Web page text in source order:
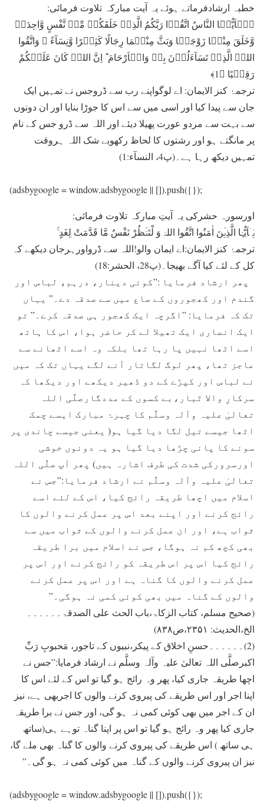
خطبہ ارشادفرماتے ہوئے یہ آیت مبارکہ تلاوت فرمائی:
یٰۤاَیُّہَا النَّاسُ اتَّقُوۡا رَبَّکُمُ الَّذِیۡ خَلَقَکُمۡ مِّنۡ نَّفْسٍ وَّاحِدَۃٍ
وَّخَلَقَ مِنْہَا زَوْجَہَا وَبَثَّ مِنْہُمَا رِجَالًا کَثِیۡرًا وَّنِسَآءً ۚ وَاتَّقُوا
اللہَ الَّذِیۡ تَسَآءَلُوۡنَ بِہٖ وَالۡاَرْحَامَ ؕ اِنَّ اللہَ کَانَ عَلَیۡکُمْ
رَقِیۡبًا ﴿1﴾
ترجمۂ کنز الایمان: اے لوگواپنے رب سے ڈروجس نے تمہیں ایک
جان سے پیدا کیا اور اسی میں سے اس کا جوڑا بنایا اور ان دونوں
سے بہت سے مردو عورت پھیلا دیئے اور اللہ سے ڈرو جس کے نام
پر مانگتے ہو اور رشتوں کا لحاظ رکھوبے شک اللہ ہروقت
تمہیں دیکھ رہا ہے۔(پ4، النسآء:1)
(adsbygoogle = window.adsbygoogle || []).push({});
اورسورہ حشرکی یہ آیتِ مبارکہ تلاوت فرمائی:
یٰۤاَیُّہَا الَّذِیۡنَ اٰمَنُوا اتَّقُوا اللہَ وَ لْتَنۡظُرْ نَفْسٌ مَّا قَدَّمَتْ لِغَدٍ ۚ
ترجمۂ کنز الایمان:اے ایمان والو!اللہ سے ڈرواورہرجان دیکھے کہ
کل کے لئے کیا آگے بھیجا۔(پ28، الحشر:18)
پھر ارشاد فرمایا :”کوئی دینار، درہم، لباس اور
گندم اور کھجوروں کے صاع میں سے صدقہ دے۔” یہاں
تک کہ فرمایا: ”اگرچہ ایک کھجور ہی صدقہ کرے۔” تو
ایک انصاری ایک تھیلا لے کر حاضر ہوا، اس کا ہاتھ
اسے اٹھا نہیں پا رہا تھا بلکہ وہ اسے اٹھانے سے
عاجز تھا، پھر لوگ لگاتار آنے لگے یہاں تک کہ میں
نے لباس اور کپڑے کے دو ڈھیر دیکھے اور دیکھا کہ
سرکارِ والا تَبار،بے کسوں کے مددگارصلَّی اللہ
تعالیٰ علیہ وآلہ وسلَّم کا چہرۂ مبارک ایسے چمک
اٹھا جیسے تیل لگا دیا گیا ہو( یعنی جیسے چاندی پر
سونے کا پانی چڑھا دیا گیا ہو یہ دونوں خوشی
اورسرورکی شدت کی طرف اشارہ ہیں) پھر آپ صلَّی اللہ
تعالیٰ علیہ وآلہ وسلَّم نے ارشاد فرمایا:”جس نے
اسلام میں اچھا طریقہ رائج کیا، اس کے لئے اسے
رائج کرنے اور اپنے بعد اس پر عمل کرنے والوں کا
ثواب ہے، اور ان عمل کرنے والوں کے ثواب میں سے
بھی کچھ کم نہ ہوگا، جس نے اسلام میں برا طریقہ
رائج کیا اس پر اس طریقہ کو رائج کرنے اور اس پر
عمل کرنے والوں کا گناہ ہے اور اس پر عمل کرنے
والوں کے گناہ میں بھی کوئی کمی نہ ہوگی۔”
(صحیح مسلم، کتاب الزکاۃ،باب الحث علی الصدقۃ۔۔۔۔۔۔
الخ،الحدیث: ۲۳۵۱،ص۸۳۸)
(2)۔۔۔۔۔۔حسنِ اخلاق کے پیکر،نبیوں کے تاجور، مَحبوبِ رَبِّ
اکبرصلَّی اللہ تعالیٰ علیہ وآلہ وسلَّم نے ارشاد فرمایا:”جس نے
اچھا طریقہ جاری کیا، پھر وہ رائج ہو گیا تو اس کے لئے اس کا
اپنا اجر اور اس طریقے کی پیروی کرنے والوں کا اجربھی ہے، نیز
ان کے اجر میں بھی کوئی کمی نہ ہو گی، اور جس نے برا طریقہ
جاری کیا پھر وہ رائج ہو گیا تو اس پر اپنا گناہ توہے ہی(ساتھ
ہی ساتھ ) اس طریقے کی پیروی کرنے والوں کا گناہ بھی ملے گا،
نیز ان پیروی کرنے والوں کے گناہ میں کوئی کمی نہ ہو گی۔”
(adsbygoogle = window.adsbygoogle || []).push({});